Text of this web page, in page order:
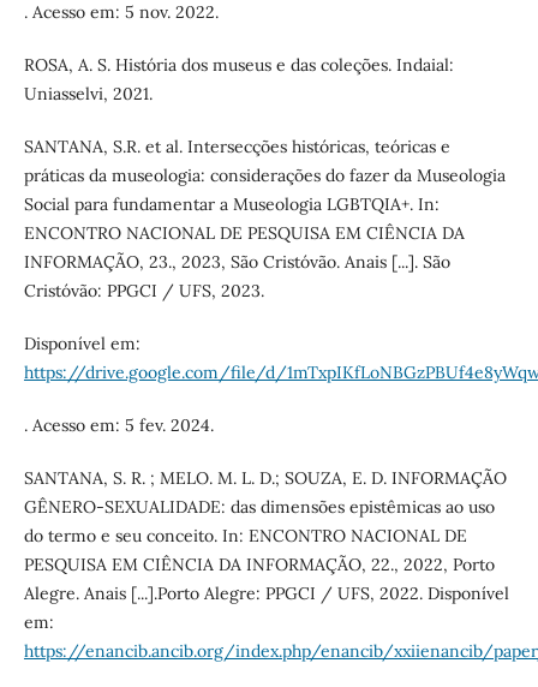
. Acesso em: 5 nov. 2022.
ROSA, A. S. História dos museus e das coleções. Indaial:
Uniasselvi, 2021.
SANTANA, S.R. et al. Intersecções históricas, teóricas e
práticas da museologia: considerações do fazer da Museologia
Social para fundamentar a Museologia LGBTQIA+. In:
ENCONTRO NACIONAL DE PESQUISA EM CIÊNCIA DA
INFORMAÇÃO, 23., 2023, São Cristóvão. Anais [...]. São
Cristóvão: PPGCI / UFS, 2023.
Disponível em:
https://drive.google.com/file/d/
. Acesso em: 5 fev. 2024.
SANTANA, S. R. ; MELO. M. L. D.; SOUZA, E. D. INFORMAÇÃO
GÊNERO-SEXUALIDADE: das dimensões epistêmicas ao uso
do termo e seu conceito. In: ENCONTRO NACIONAL DE
PESQUISA EM CIÊNCIA DA INFORMAÇÃO, 22., 2022, Porto
Alegre. Anais [...].Porto Alegre: PPGCI / UFS, 2022. Disponível
em:
https://enancib.ancib.org/index.php/enancib/xxiienancib/